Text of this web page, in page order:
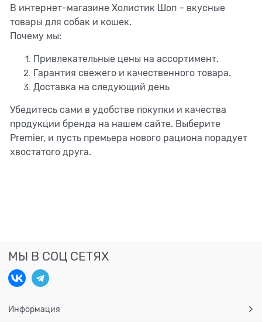
В интернет-магазине Холистик Шоп – вкусные
товары для собак и кошек.
Почему мы:
Привлекательные цены на ассортимент.
Гарантия свежего и качественного товара.
Доставка на следующий день
Убедитесь сами в удобстве покупки и качества
продукции бренда на нашем сайте. Выберите
Premier, и пусть премьера нового рациона порадует
хвостатого друга.
МЫ В СОЦ СЕТЯХ
Информация